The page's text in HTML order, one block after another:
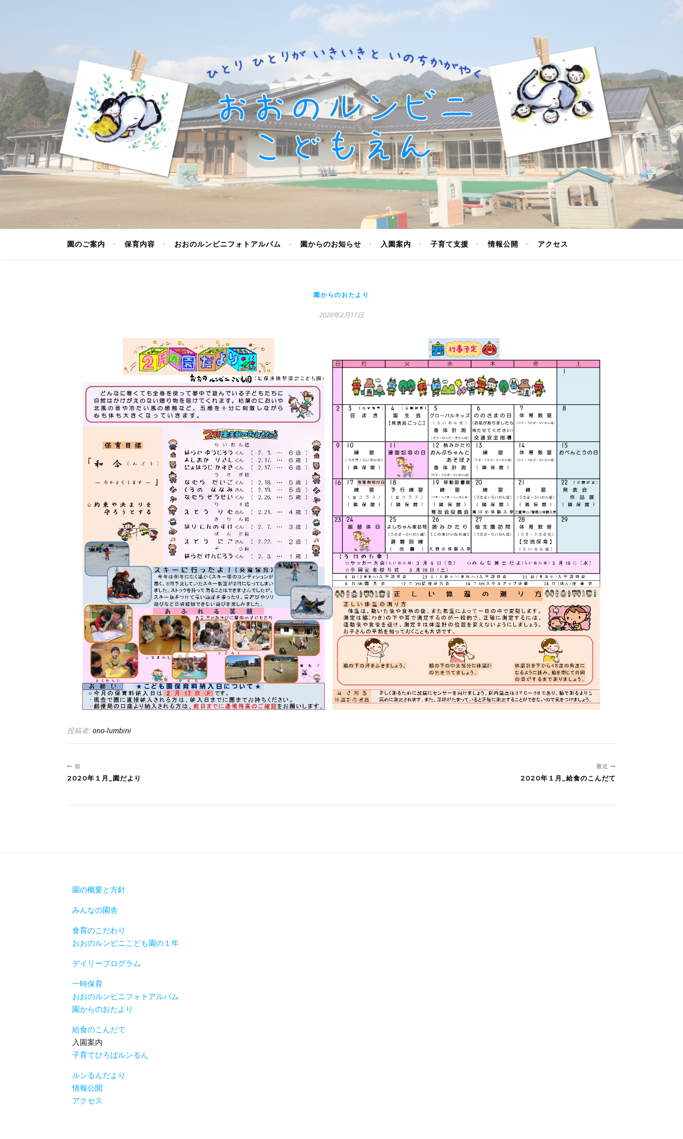
園のご案内 保育内容 おおのルンビニフォトアルバム 園からのお知らせ 入園案内 子育て支援 情報公開 アクセス
園からのおたより
2020年2月17日
投稿者: ono-lumbini
前
2020年１月_園だより
最近
2020年１月_給食のこんだて
園の概要と方針
みんなの園舎
食育のこだわり
おおのルンビニこども園の１年
デイリープログラム
一時保育
おおのルンビニフォトアルバム
園からのおたより
給食のこんだて
入園案内
子育てひろばルンるん
ルンるんだより
情報公開
アクセス